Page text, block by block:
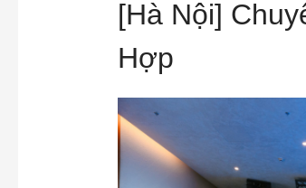
[Hà Nội]
Hợp